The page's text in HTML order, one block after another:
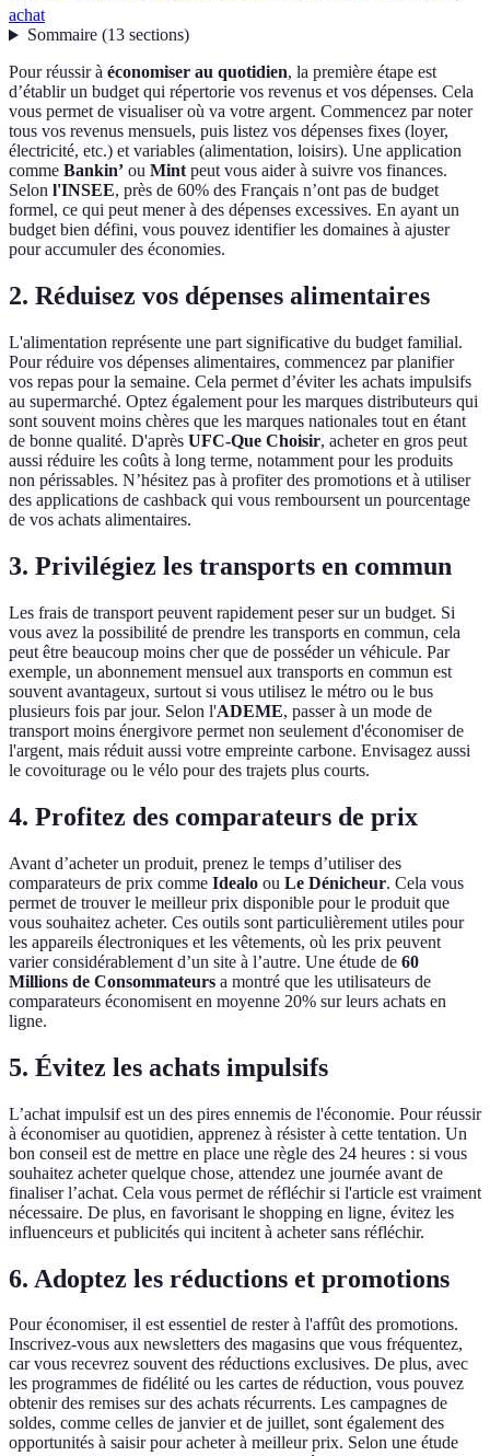
achat
Sommaire(13 sections)
Pour réussir à économiser au quotidien, la première étape est
d’établir un budget qui répertorie vos revenus et vos dépenses. Cela
vous permet de visualiser où va votre argent. Commencez par noter
tous vos revenus mensuels, puis listez vos dépenses fixes (loyer,
électricité, etc.) et variables (alimentation, loisirs). Une application
comme Bankin’ ou Mintpeut vous aider à suivre vos finances.
Selon l'INSEE, près de 60% des Français n’ont pas de budget
formel, ce qui peut mener à des dépenses excessives. En ayant un
budget bien défini, vous pouvez identifier les domaines à ajuster
pour accumuler des économies.
2. Réduisez vos dépenses alimentaires
L'alimentation représente une part significative du budget familial.
Pour réduire vos dépenses alimentaires, commencez par planifier
vos repas pour la semaine. Cela permet d’éviter les achats impulsifs
au supermarché. Optez également pour les marques distributeurs qui
sont souvent moins chères que les marques nationales tout en étant
de bonne qualité. D'après UFC-Que Choisir, acheter en gros peut
aussi réduire les coûts à long terme, notamment pour les produits
non périssables. N’hésitez pas à profiter des promotions et à utiliser
des applications de cashback qui vous remboursent un pourcentage
de vos achats alimentaires.
3. Privilégiez les transports en commun
Les frais de transport peuvent rapidement peser sur un budget. Si
vous avez la possibilité de prendre les transports en commun, cela
peut être beaucoup moins cher que de posséder un véhicule. Par
exemple, un abonnement mensuel aux transports en commun est
souvent avantageux, surtout si vous utilisez le métro ou le bus
plusieurs fois par jour. Selon l'ADEME, passer à un mode de
transport moins énergivore permet non seulement d'économiser de
l'argent, mais réduit aussi votre empreinte carbone. Envisagez aussi
le covoiturage ou le vélo pour des trajets plus courts.
4. Profitez des comparateurs de prix
Avant d’acheter un produit, prenez le temps d’utiliser des
comparateurs de prix comme Idealo ou Le Dénicheur. Cela vous
permet de trouver le meilleur prix disponible pour le produit que
vous souhaitez acheter. Ces outils sont particulièrement utiles pour
les appareils électroniques et les vêtements, où les prix peuvent
varier considérablement d’un site à l’autre. Une étude de 60
Millions de Consommateurs a montré que les utilisateurs de
comparateurs économisent en moyenne 20% sur leurs achats en
ligne.
5. Évitez les achats impulsifs
L’achat impulsif est un des pires ennemis de l'économie. Pour réussir
à économiser au quotidien, apprenez à résister à cette tentation. Un
bon conseil est de mettre en place une règle des 24 heures : si vous
souhaitez acheter quelque chose, attendez une journée avant de
finaliser l’achat. Cela vous permet de réfléchir si l'article est vraiment
nécessaire. De plus, en favorisant le shopping en ligne, évitez les
influenceurs et publicités qui incitent à acheter sans réfléchir.
6. Adoptez les réductions et promotions
Pour économiser, il est essentiel de rester à l'affût des promotions.
Inscrivez-vous aux newsletters des magasins que vous fréquentez,
car vous recevrez souvent des réductions exclusives. De plus, avec
les programmes de fidélité ou les cartes de réduction, vous pouvez
obtenir des remises sur des achats récurrents. Les campagnes de
soldes, comme celles de janvier et de juillet, sont également des
opportunités à saisir pour acheter à meilleur prix. Selon une étude